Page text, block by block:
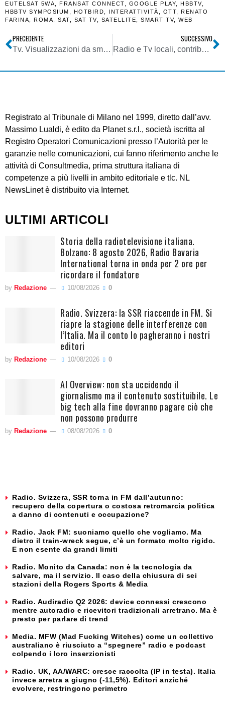
EUTELSAT 5WA, FRANSAT CONNECT, GOOGLE PLAY, HBBTV,
HBBTV SYMPOSIUM , HOTBIRD, INTERATTIVITÀ, OTT,
RENATO
FARINA, ROMA, SAT, SAT TV, SATELLITE, SMART TV, WEB
PRECEDENTE
Tv. Visualizzazioni da smartphone raddoppiano. Cresce on-demand e nel futuro sempre meno tv lineare
SUCCESSIVO
Radio e Tv locali, contributi. Disamina approfondita del DPR 146/2017 (nuovo regolamento)
Registrato al Tribunale di Milano nel 1999, diretto dall’avv.
Massimo Lualdi, è edito da Planet s.r.l., società iscritta al
Registro Operatori Comunicazioni presso l’Autorità per le
garanzie nelle comunicazioni, cui fanno riferimento anche le
attività di Consultmedia, prima struttura italiana di
competenze a più livelli in ambito editoriale e tlc. NL
NewsLinet è distribuito via Internet.
ULTIMI ARTICOLI
Storia della radiotelevisione italiana.
Bolzano: 8 agosto 2026, Radio Bavaria
International torna in onda per 2 ore per
ricordare il fondatore
by Redazione 10/08/2026 0
Radio. Svizzera: la SSR riaccende in FM. Si
riapre la stagione delle interferenze con
l’Italia. Ma il conto lo pagheranno i nostri
editori
by Redazione 10/08/2026 0
AI Overview: non sta uccidendo il
giornalismo ma il contenuto sostituibile. Le
big tech alla fine dovranno pagare ciò che
non possono produrre
by Redazione 08/08/2026 0
Radio. Svizzera, SSR torna in FM dall’autunno:
recupero della copertura o costosa retromarcia politica
a danno di contenuti e occupazione?
Radio. Jack FM: suoniamo quello che vogliamo. Ma
dietro il train-wreck segue, c’è un formato molto rigido.
E non esente da grandi limiti
Radio. Monito da Canada: non è la tecnologia da
salvare, ma il servizio. Il caso della chiusura di sei
stazioni della Rogers Sports & Media
Radio. Audiradio Q2 2026: device connessi crescono
mentre autoradio e ricevitori tradizionali arretrano. Ma è
presto per parlare di trend
Media. MFW (Mad Fucking Witches) come un collettivo
australiano è riusciuto a “spegnere” radio e podcast
colpendo i loro inserzionisti
Radio. UK, AA/WARC: cresce raccolta (IP in testa). Italia
invece arretra a giugno (-11,5%). Editori anziché
evolvere, restringono perimetro